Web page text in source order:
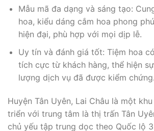
Mẫu mã đa dạng và sáng tạo:
hoa, kiểu dáng cắm hoa phong
hiện đại, phù hợp với mọi dịp lễ.
Uy tín và đánh giá tốt: Tiệm hoa
tích cực từ khách hàng, thể hiện
lượng dịch vụ đã được kiểm chứng.
Huyện Tân Uyên, Lai Châu là một
triển với trung tâm là thị trấn Tân
chủ yếu tập trung dọc theo Quốc lộ